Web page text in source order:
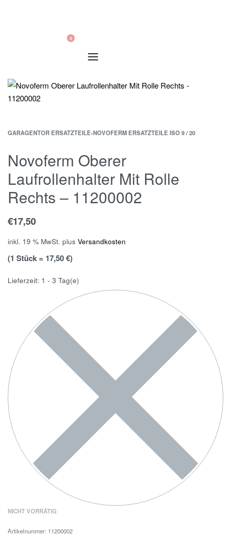
0
GARAGENTOR ERSATZTEILE›NOVOFERM ERSATZTEILE ISO 9 / 20
Novoferm Oberer
Laufrollenhalter Mit Rolle
Rechts – 11200002
€17,50
inkl. 19 % MwSt. plus Versandkosten
(1 Stück = 17,50 €)
Lieferzeit: 1 - 3 Tag(e)
NICHT VORRÄTIG
11200002